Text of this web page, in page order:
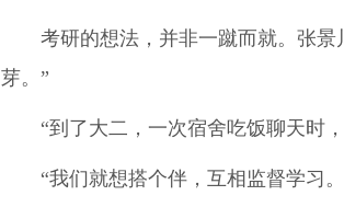
考研的想法，并非一蹴而就。张
芽。”
“到了大二，一次宿舍吃饭聊天时
“我们就想搭个伴，互相监督学习